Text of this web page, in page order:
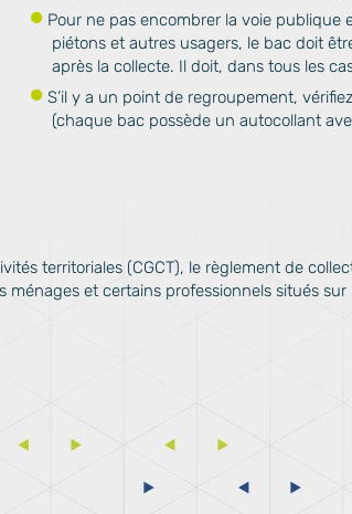
Pour ne pas encombrer la voie publique
piétons et autres usagers, le bac doit
après la collecte. Il doit, dans tous les
S’il y a un point de regroupement,
(chaque bac possède un autocollant
territoriales (CGCT), le règlement de
et certains professionnels situés